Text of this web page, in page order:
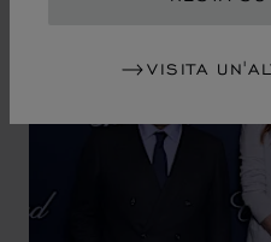
VISITA